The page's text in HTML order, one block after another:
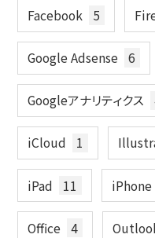
Facebook 5
Google Adsense 6
Googleアナリティクス
iCloud 1
iPad 11 iPhone
Office 4